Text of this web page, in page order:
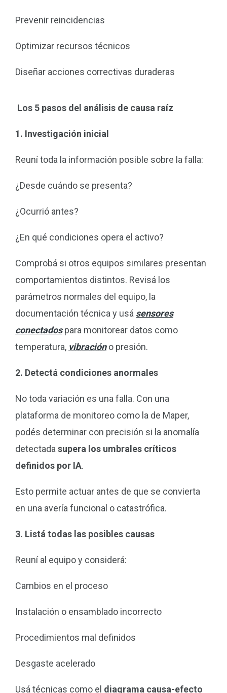
Prevenir reincidencias
Optimizar recursos técnicos
Diseñar acciones correctivas duraderas
Los 5 pasos del análisis de causa raíz
1. Investigación inicial
Reuní toda la información posible sobre la falla:
¿Desde cuándo se presenta?
¿Ocurrió antes?
¿En qué condiciones opera el activo?
Comprobá si otros equipos similares presentan
comportamientos distintos. Revisá los
parámetros normales del equipo, la
documentación técnica y usá sensores
conectadospara monitorear datos como
temperatura, vibracióno presión.
2. Detectá condiciones anormales
No toda variación es una falla. Con una
plataforma de monitoreo como la de Maper,
podés determinar con precisión si la anomalía
detectada supera los umbrales críticos
definidos por IA.
Esto permite actuar antes de que se convierta
en una avería funcional o catastrófica.
3. Listá todas las posibles causas
Reuní al equipo y considerá:
Cambios en el proceso
Instalación o ensamblado incorrecto
Procedimientos mal definidos
Desgaste acelerado
Usá técnicas como el diagrama causa-efecto